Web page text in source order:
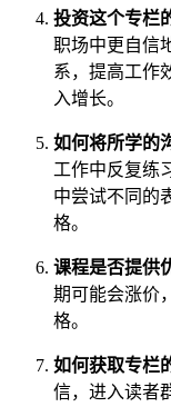
投资这个专栏
职场中更自信
系，提高工作
入增长。
如何将所学的
工作中反复练
中尝试不同的
格。
课程是否提供
期可能会涨价
格。
如何获取专栏
信，进入读者